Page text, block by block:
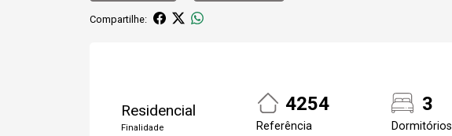
Compartilhe:
Residencial
Finalidade
4254
Referência
3
Dormitórios